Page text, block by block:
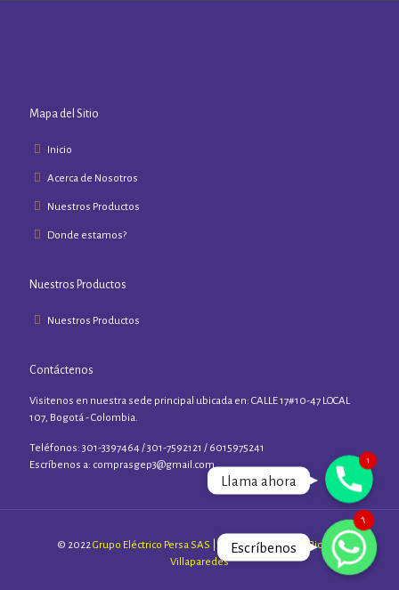
Mapa del Sitio
Inicio
Acerca de Nosotros
Nuestros Productos
Donde estamos?
Nuestros Productos
Nuestros Productos
Contáctenos
Visitenos en nuestra sede principal ubicada en: CALLE 17#10-47 LOCAL
107, Bogotá - Colombia.
Teléfonos: 301-3397464 / 301-7592121 / 6015975241
Escríbenos a: comprasgep3@gmail.com
© 2022Grupo Eléctrico Persa SAS | Sitio diseñado por:
Richard
Villaparedes
WhatsApp
1
Escríbenos
Phone
1
Llama ahora